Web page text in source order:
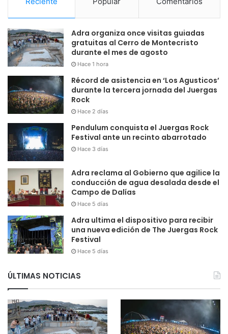
Adra organiza once visitas guiadas
gratuitas al Cerro de Montecristo
durante el mes de agosto
Hace 1 hora
Récord de asistencia en ‘Los Agusticos’
durante la tercera jornada del Juergas
Rock
Hace 2 días
Pendulum conquista el Juergas Rock
Festival ante un recinto abarrotado
Hace 3 días
Adra reclama al Gobierno que agilice la
conducción de agua desalada desde el
Campo de Dalías
Hace 5 días
Adra ultima el dispositivo para recibir
una nueva edición de The Juergas Rock
Festival
Hace 5 días
ÚLTIMAS NOTICIAS